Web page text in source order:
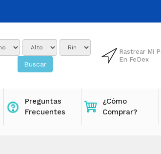
Rastrear Mi
En FeDex
Buscar
Preguntas
Frecuentes
¿Cómo
Comprar?